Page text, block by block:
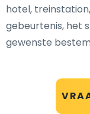
hotel,
gebeurtenis, het
gewenste